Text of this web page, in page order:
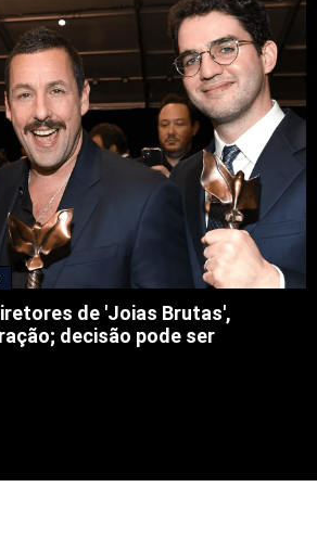
de 'Joias Brutas',
decisão pode ser